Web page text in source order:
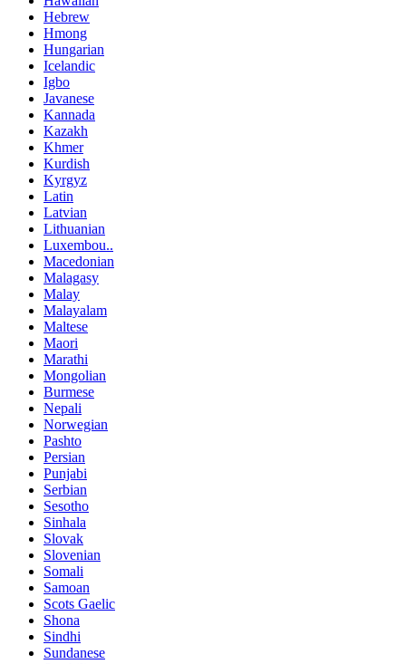
Hebrew
Hmong
Hungarian
Icelandic
Igbo
Javanese
Kannada
Kazakh
Khmer
Kurdish
Kyrgyz
Latin
Latvian
Lithuanian
Luxembou..
Macedonian
Malagasy
Malay
Malayalam
Maltese
Maori
Marathi
Mongolian
Burmese
Nepali
Norwegian
Pashto
Persian
Punjabi
Serbian
Sesotho
Sinhala
Slovak
Slovenian
Somali
Samoan
Scots Gaelic
Shona
Sindhi
Sundanese